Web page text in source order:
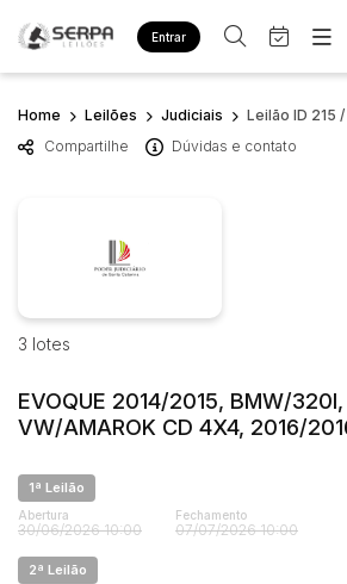
Entrar
Site
Agenda
Busca por categoria
Diversos
Bens diversos
Apartamentos
Casa
Ponto Comercial
Terreno
Carro
Busca por palavra-chave
Faixa de valor
R$ até
Home
Fale Conosco
Home Leilões Judiciais
Leilão ID 215
Compartilhe
Dúvidas e contato
3 lotes
EVOQUE 2014/2015, BMW/
VW/AMAROK CD 4X4, 2016/
1ª Leilão
Abertura
30/06/2026 10:00
Fechamento
07/07/2026 10:00
2ª Leilão